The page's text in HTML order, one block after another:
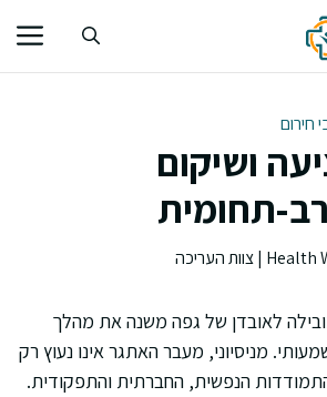
חירום
ושיקום
תחומית
לאובדן של גפה משנה את מהלך
מניסיוני, מעבר האתגר אינו נעוץ רק
הנפשית, החברתית והתפקודית.